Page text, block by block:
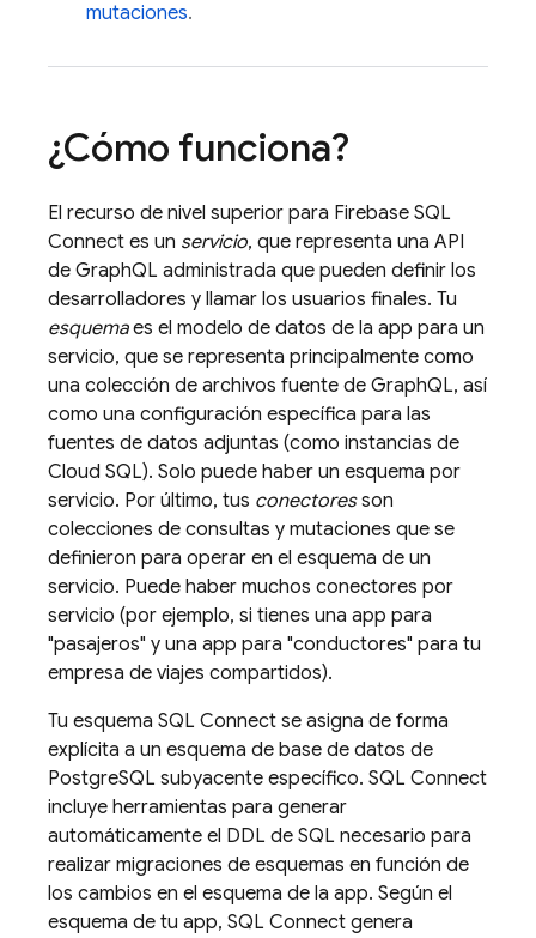
mutaciones.
¿Cómo funciona?
El recurso de nivel superior para Firebase SQL
Connect es un servicio, que representa una API
de GraphQL administrada que pueden definir los
desarrolladores y llamar los usuarios finales. Tu
esquemaes el modelo de datos de la app para un
servicio, que se representa principalmente como
una colección de archivos fuente de GraphQL, así
como una configuración específica para las
fuentes de datos adjuntas (como instancias de
Cloud SQL). Solo puede haber un esquema por
servicio. Por último, tus conectoresson
colecciones de consultas y mutaciones que se
definieron para operar en el esquema de un
servicio. Puede haber muchos conectores por
servicio (por ejemplo, si tienes una app para
"pasajeros" y una app para "conductores" para tu
empresa de viajes compartidos).
Tu esquema SQL Connect se asigna de forma
explícita a un esquema de base de datos de
PostgreSQL subyacente específico. SQL Connect
incluye herramientas para generar
automáticamente el DDL de SQL necesario para
realizar migraciones de esquemas en función de
los cambios en el esquema de la app. Según el
esquema de tu app, SQL Connect genera